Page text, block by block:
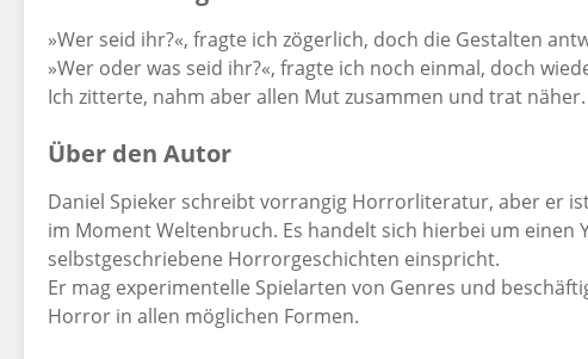
»Wer seid ihr?«, fragte ich zögerlich, doch die Gestalten
»Wer oder was seid ihr?«, fragte ich noch einmal, doch
Ich zitterte, nahm aber allen Mut zusammen und trat näher.
Über den Autor
Daniel Spieker schreibt vorrangig Horrorliteratur, aber er
im Moment Weltenbruch. Es handelt sich hierbei um einen
selbstgeschriebene Horrorgeschichten einspricht.
Er mag experimentelle Spielarten von Genres und
Horror in allen möglichen Formen.